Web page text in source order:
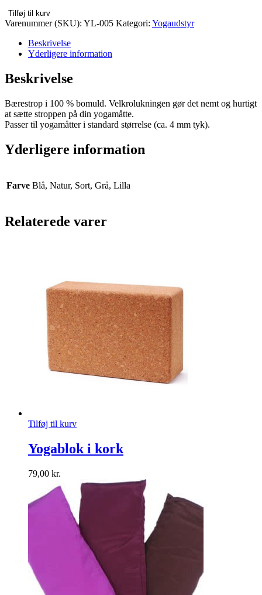
Tilføj til kurv
Varenummer (SKU): YL-005 Kategori: Yogaudstyr
Beskrivelse
Yderligere information
Beskrivelse
Bærestrop i 100 % bomuld. Velkrolukningen gør det nemt og hurtigt
at sætte stroppen på din yogamåtte.
Passer til yogamåtter i standard størrelse (ca. 4 mm tyk).
Yderligere information
Farve Blå, Natur, Sort, Grå, Lilla
Relaterede varer
Tilføj til kurv
Yogablok i kork
79,00 kr.